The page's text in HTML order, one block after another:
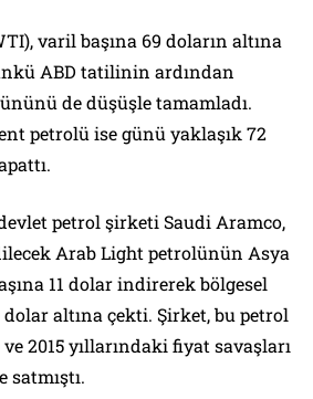
varil başına 69 doların altına
ABD tatilinin ardından
de düşüşle tamamladı.
petrolü ise günü yaklaşık 72
petrol şirketi Saudi Aramco,
Arab Light petrolünün Asya
11 dolar indirerek bölgesel
dolar altına çekti. Şirket, bu petrol
2015 yıllarındaki fiyat savaşları
satmıştı.